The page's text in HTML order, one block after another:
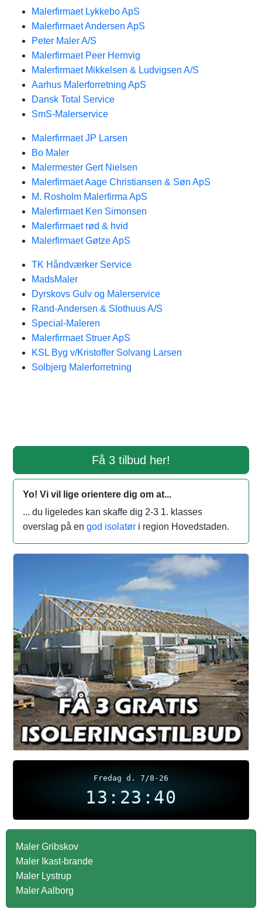
Malerfirmaet Lykkebo ApS
Malerfirmaet Andersen ApS​
Peter Maler A/S
Malerfirmaet Peer Hernvig
Malerfirmaet Mikkelsen & Ludvigsen A/S
Aarhus Malerforretning ApS
Dansk Total Service
SmS-Malerservice
Malerfirmaet JP Larsen
Bo Maler
Malermester Gert Nielsen
Malerfirmaet Aage Christiansen & Søn ApS
M. Rosholm Malerfirma ApS
Malerfirmaet Ken Simonsen
Malerfirmaet rød & hvid
Malerfirmaet Gøtze ApS
TK Håndværker Service
MadsMaler
Dyrskovs Gulv og Malerservice
Rand-Andersen & Slothuus A/S
Special-Maleren
Malerfirmaet Struer ApS
KSL Byg v/Kristoffer Solvang Larsen
Solbjerg Malerforretning
Få 3 tilbud her!
Yo! Vi vil lige orientere dig om at...
... du ligeledes kan skaffe dig 2-3 1. klasses
overslag på en god isolatør i region Hovedstaden.
Fredag d. 7/8-26
13:23:41
Maler Gribskov
Maler Ikast-brande
Maler Lystrup
Maler Aalborg